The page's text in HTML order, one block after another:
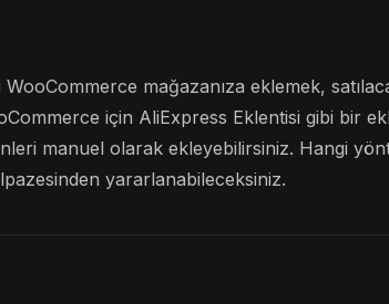
mağazanıza eklemek,
için AliExpress Eklentisi gibi bir
manuel olarak ekleyebilirsiniz. Hangi
yararlanabileceksiniz.